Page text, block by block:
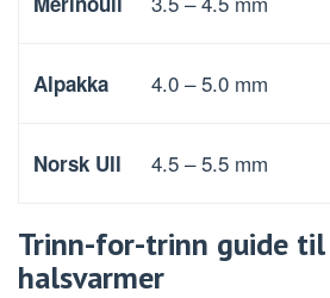
Alpakka 4.0 – 5.0 mm
Norsk Ull 4.5 – 5.5 mm
Trinn-for-trinn guide
halsvarmer